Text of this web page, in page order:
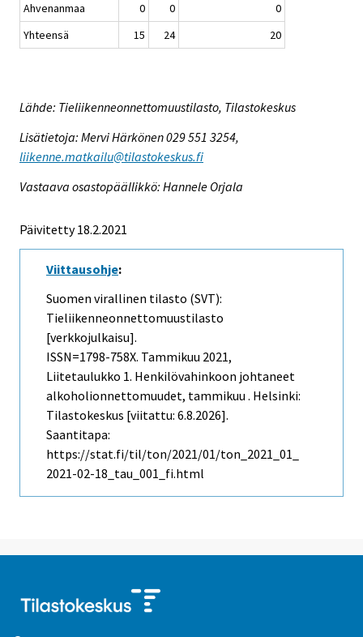
Ahvenanmaa
0 0
0
Yhteensä
15 24 20
Lähde: Tieliikenneonnettomuustilasto, Tilastokeskus
Lisätietoja: Mervi Härkönen 029 551 3254,
liikenne.matkailu@tilastokeskus.fi
Vastaava osastopäällikkö: Hannele Orjala
Päivitetty 18.2.2021
Viittausohje:
Suomen virallinen tilasto (SVT):
Tieliikenneonnettomuustilasto
[verkkojulkaisu].
ISSN=1798-758X. Tammikuu 2021,
Liitetaulukko 1. Henkilövahinkoon johtaneet
alkoholionnettomuudet, tammikuu . Helsinki:
Tilastokeskus [viitattu: 6.8.2026].
Saantitapa:
https://stat.fi/til/ton/2021/01/ton_2021_01_
2021-02-18_tau_001_fi.html